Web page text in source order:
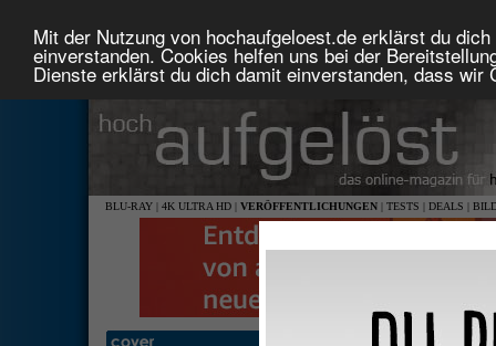
Mit der Nutzung von hochaufgeloest.de erklärst du
einverstanden. Cookies helfen uns bei der
Dienste erklärst du dich damit einverstanden, dass
BLU-RAY | 4K ULTRA HD | VERÖFFENTLICHUNGEN | TESTS | DEALS |